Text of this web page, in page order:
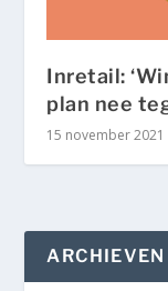
Inretail:
plan nee
15 november 2021
ARCHIEVEN